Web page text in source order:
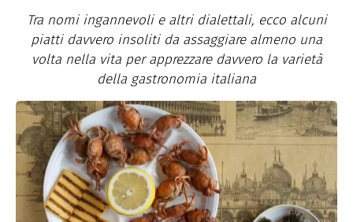
Tra nomi ingannevoli e altri dialettali, ecco alcuni
piatti davvero insoliti da assaggiare almeno una
volta nella vita per apprezzare davvero la varietà
della gastronomia italiana